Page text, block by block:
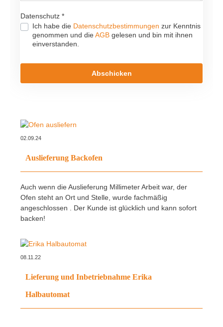
Datenschutz *
Ich habe die Datenschutzbestimmungen zur Kenntnis
genommen und dieAGB gelesen und bin mit ihnen
einverstanden.
Abschicken
02.09.24
Auslieferung Backofen
Auch wenn die Auslieferung Millimeter Arbeit war, der
Ofen steht an Ort und Stelle, wurde fachmäßig
angeschlossen . Der Kunde ist glücklich und kann sofort
backen!
08.11.22
Lieferung und Inbetriebnahme Erika
Halbautomat